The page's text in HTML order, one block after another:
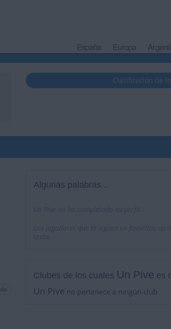
España Europa
Clasificación de
Algunas palabras...
Un Pive no ha completado su perfil.
Los jugadores que te siguen en favoritos
texto.
Clubes de los cuales Un Pive es
Un Pive no pertenece a ningún club